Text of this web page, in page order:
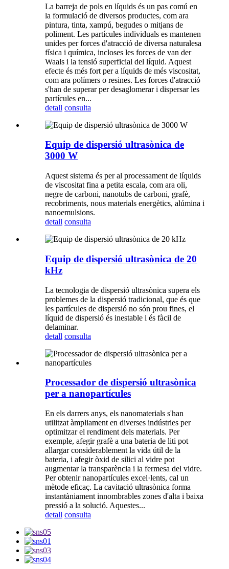
La barreja de pols en líquids és un pas comú en
la formulació de diversos productes, com ara
pintura, tinta, xampú, begudes o mitjans de
poliment. Les partícules individuals es mantenen
unides per forces d'atracció de diversa naturalesa
física i química, incloses les forces de van der
Waals i la tensió superficial del líquid. Aquest
efecte és més fort per a líquids de més viscositat,
com ara polímers o resines. Les forces d'atracció
s'han de superar per desaglomerar i dispersar les
partícules en...
detall consulta
Equip de dispersió ultrasònica de
3000 W
Aquest sistema és per al processament de líquids
de viscositat fina a petita escala, com ara oli,
negre de carboni, nanotubs de carboni, grafè,
recobriments, nous materials energètics, alúmina i
nanoemulsions.
detall consulta
Equip de dispersió ultrasònica de 20
kHz
La tecnologia de dispersió ultrasònica supera els
problemes de la dispersió tradicional, que és que
les partícules de dispersió no són prou fines, el
líquid de dispersió és inestable i és fàcil de
delaminar.
detall consulta
Processador de dispersió ultrasònica
per a nanopartícules
En els darrers anys, els nanomaterials s'han
utilitzat àmpliament en diverses indústries per
optimitzar el rendiment dels materials. Per
exemple, afegir grafè a una bateria de liti pot
allargar considerablement la vida útil de la
bateria, i afegir òxid de silici al vidre pot
augmentar la transparència i la fermesa del vidre.
Per obtenir nanopartícules excel·lents, cal un
mètode eficaç. La cavitació ultrasònica forma
instantàniament innombrables zones d'alta i baixa
pressió a la solució. Aquestes...
detall consulta